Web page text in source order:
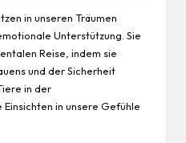
in unseren Träumen
Unterstützung. Sie
Reise, indem sie
und der Sicherheit
in der
in unsere Gefühle